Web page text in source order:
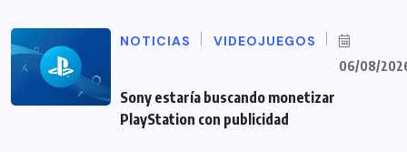
NOTICIAS VIDEOJUEGOS
06/08/
Sony estaría buscando monetizar
PlayStation con publicidad